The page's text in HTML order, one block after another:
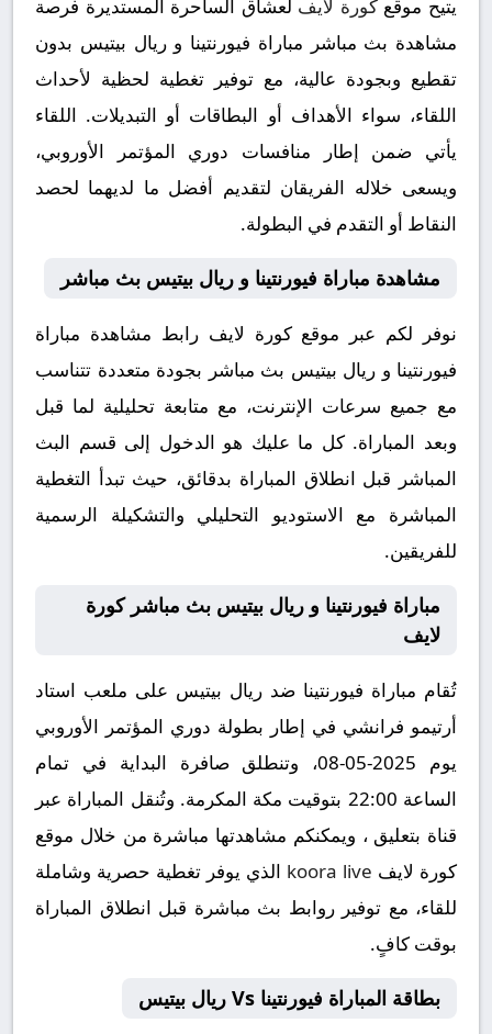
يتيح موقعكورة لايف لعشاق الساحرة المستديرة فرصة
مشاهدة بث مباشر مباراة فيورنتينا و ريال بيتيس بدون
تقطيع وبجودة عالية، مع توفير تغطية لحظية لأحداث
اللقاء، سواء الأهداف أو البطاقات أو التبديلات. اللقاء
يأتي ضمن إطار منافسات دوري المؤتمر الأوروبي،
ويسعى خلاله الفريقان لتقديم أفضل ما لديهما لحصد
النقاط أو التقدم في البطولة.
مشاهدة مباراة فيورنتينا و ريال بيتيس بث مباشر
نوفر لكم عبر موقع كورة لايف رابط مشاهدة مباراة
فيورنتينا و ريال بيتيس بث مباشر بجودة متعددة تتناسب
مع جميع سرعات الإنترنت، مع متابعة تحليلية لما قبل
وبعد المباراة. كل ما عليك هو الدخول إلى قسم البث
المباشر قبل انطلاق المباراة بدقائق، حيث تبدأ التغطية
المباشرة مع الاستوديو التحليلي والتشكيلة الرسمية
للفريقين.
مباراة فيورنتينا و ريال بيتيس بث مباشر كورة
لايف
تُقام مباراة فيورنتينا ضد ريال بيتيس على ملعب استاد
أرتيمو فرانشي في إطار بطولة دوري المؤتمر الأوروبي
يوم 2025-05-08، وتنطلق صافرة البداية في تمام
الساعة 22:00 بتوقيت مكة المكرمة. وتُنقل المباراة عبر
قناة بتعليق ، ويمكنكم مشاهدتها مباشرة من خلال موقع
كورة لايف koora live الذي يوفر تغطية حصرية وشاملة
للقاء، مع توفير روابط بث مباشرة قبل انطلاق المباراة
بوقت كافٍ.
بطاقة المباراة فيورنتينا Vs ريال بيتيس